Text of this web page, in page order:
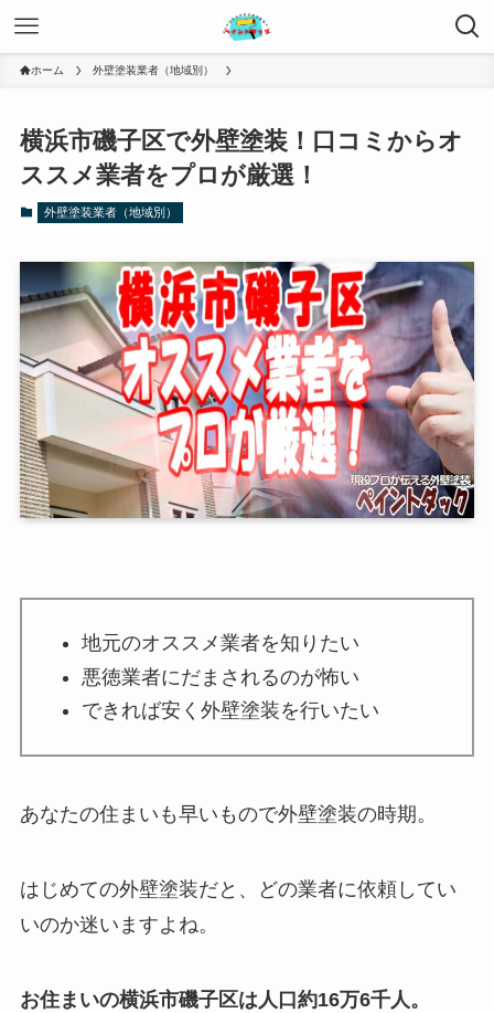
ホーム 外壁塗装業者（地域別）
横浜市磯子区で外壁塗装！口コミからオ
ススメ業者をプロが厳選！
外壁塗装業者（地域別）
地元のオススメ業者を知りたい
悪徳業者にだまされるのが怖い
できれば安く外壁塗装を行いたい
あなたの住まいも早いもので外壁塗装の時期。
はじめての外壁塗装だと、どの業者に依頼してい
いのか迷いますよね。
お住まいの横浜市磯子区は人口約16万6千人。